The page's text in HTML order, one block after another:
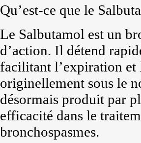
Qu’est-ce que le
Le Salbutamol est un
d’action. Il détend
facilitant l’expiration et
originellement sous le
désormais produit par
efficacité dans le
bronchospasmes.